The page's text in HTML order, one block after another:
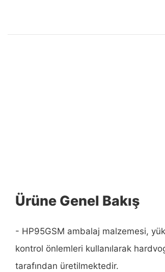
Ürüne Genel Bakış
- HP95GSM ambalaj malzemesi,
kontrol önlemleri kullanılarak
tarafından üretilmektedir.